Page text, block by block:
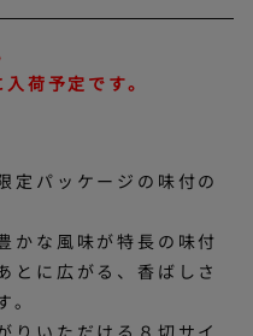
荷予定です。
定パッケージの味付の
かな風味が特長の味付
とに広がる、香ばしさ
りいただける８切サイ